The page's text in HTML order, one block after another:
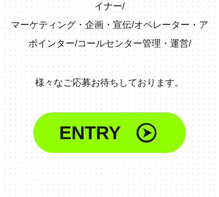
イナー/
マーケティング・企画・宣伝/オペレーター・ア
ポインター/コールセンター管理・運営/
様々なご応募お待ちしております。
ENTRY